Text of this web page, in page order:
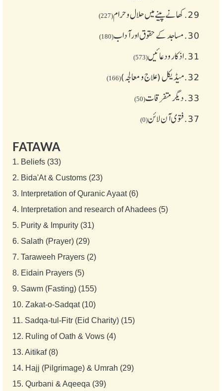
29. کھانے پینے میں حلال و حرام(227)
30. مساجد کے حقوق اور آداب(180)
31. اذکار ودعائیں(573)
32. میڈیکل (علاج و معالجہ)(166)
33. دیگر متفرقات(50)
37. فتوی آن لائن(0)
FATAWA
1. Beliefs (33)
2. Bida'At & Customs (23)
3. Interpretation of Quranic Ayaat (6)
4. Interpretation and research of Ahadees (5)
5. Purity & Impurity (31)
6. Salath (Prayer) (29)
7. Taraweeh Prayers (2)
8. Eidain Prayers (5)
9. Sawm (Fasting) (155)
10. Zakat-o-Sadqat (10)
11. Sadqa-tul-Fitr (Eid Charity) (15)
12. Ruling of Oath & Vows (4)
13. Aitikaf (8)
14. Hajj (Pilgrimage) & Umrah (29)
15. Qurbani & Aqeeqa (39)